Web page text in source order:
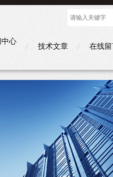
中心
技术文章 在线